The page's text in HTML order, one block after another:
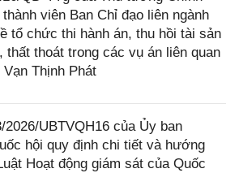
viên Ban Chỉ đạo liên ngành
tổ chức thi hành án, thu hồi tài sản
thất thoát trong các vụ án liên quan
Thịnh Phát
2026/UBTVQH16 của Ủy ban
hội quy định chi tiết và hướng
Hoạt động giám sát của Quốc